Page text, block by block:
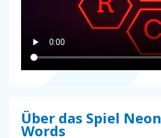
Über das Spiel Neon
Words